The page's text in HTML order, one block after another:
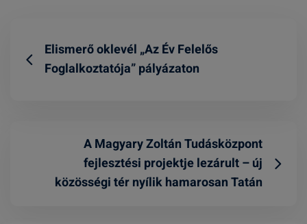
Elismerő oklevél „Az Év Felelős
Foglalkoztatója” pályázaton
A Magyary Zoltán Tudásközpont
fejlesztési projektje lezárult – új
közösségi tér nyílik hamarosan Tatán